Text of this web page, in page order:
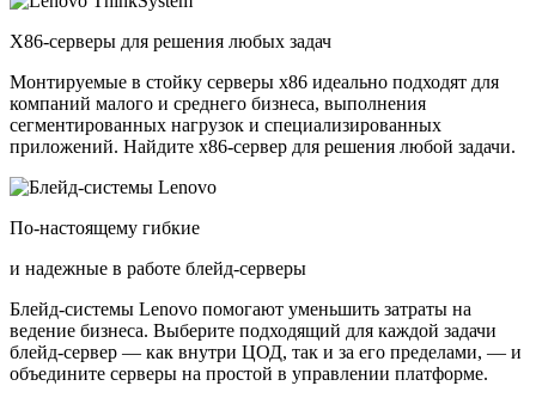
X86-серверы для решения любых задач
Монтируемые в стойку серверы x86 идеально подходят для
компаний малого и среднего бизнеса, выполнения
сегментированных нагрузок и специализированных
приложений. Найдите x86-сервер для решения любой задачи.
По-настоящему гибкие
и надежные в работе блейд-серверы
Блейд-системы Lenovo помогают уменьшить затраты на
ведение бизнеса. Выберите подходящий для каждой задачи
блейд-сервер — как внутри ЦОД, так и за его пределами, — и
объедините серверы на простой в управлении платформе.